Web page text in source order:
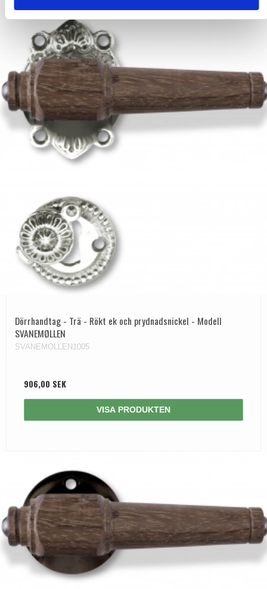
Dörrhandtag - Trä - Rökt ek och prydnadsnickel - Modell
SVANEMØLLEN
SVANEMOLLEN1005
906,00 SEK
VISA PRODUKTEN